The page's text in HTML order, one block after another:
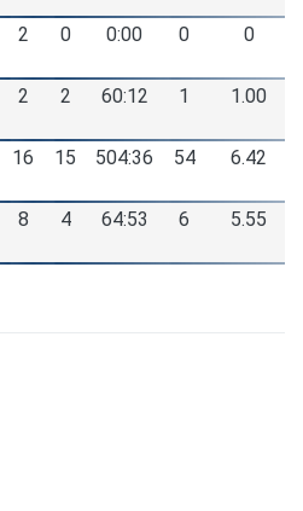
2 0 0:00 0 0
2 2 60:12 1 1.00
16 15 504:36 54 6.42
8 4 64:53 6 5.55